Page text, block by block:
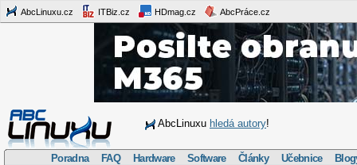
AbcLinuxu.cz ITBiz.cz HDmag.cz AbcPráce.cz
AbcLinuxu hledá autory!
Poradna FAQ Hardware Software Články Učebnice